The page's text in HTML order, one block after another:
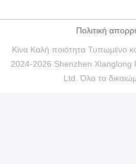
Πολιτική
Κίνα Καλή ποιότητα Τυπωμένο
2024-2026 Shenzhen Xianglong
Ltd. Όλα τα